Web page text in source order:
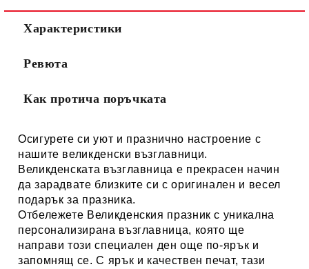
Характеристики
Ревюта
Как протича поръчката
Осигурете си уют и празнично настроение с
нашите великденски възглавници.
Великденската възглавница е прекрасен начин
да зарадвате близките си с оригинален и весел
подарък за празника.
Отбележете Великденския празник с уникална
персонализирана възглавница, която ще
направи този специален ден още по-ярък и
запомнящ се. С ярък и качествен печат, тази